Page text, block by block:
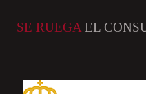
SE RUEGA EL